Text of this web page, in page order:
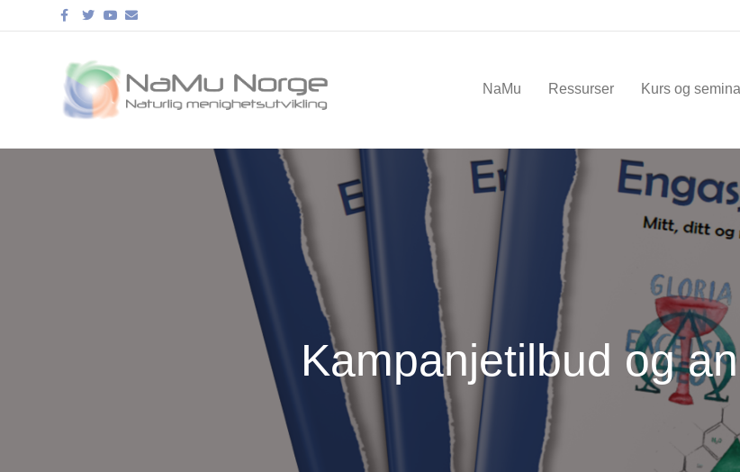
Facebook
TwitterYoutube
Email
NaMu Ressurser Kurs og
Kampanjetilbud og